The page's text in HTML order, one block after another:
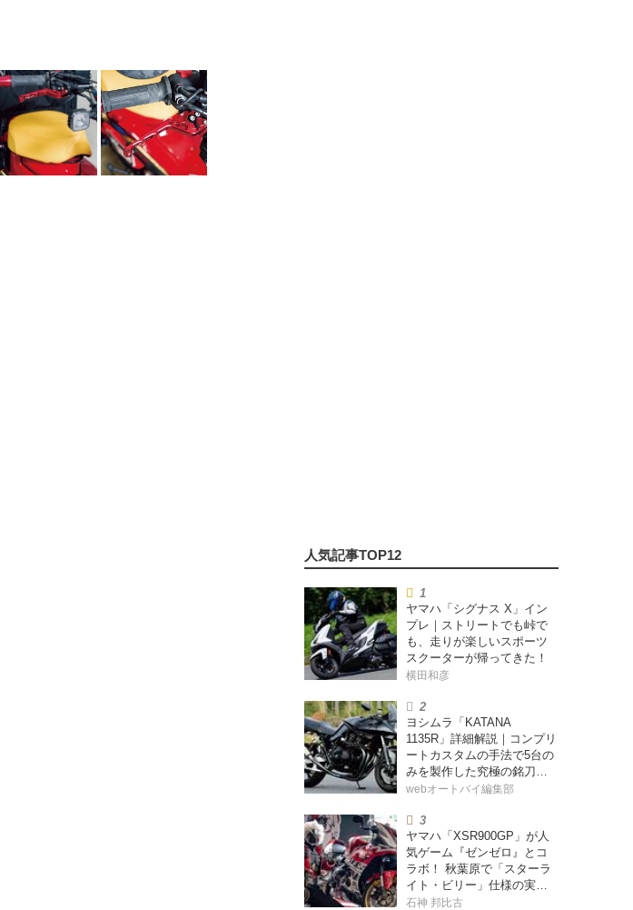
ヤマハ「シグナス X」イン
プレ｜ストリートでも峠で
も、走りが楽しいスポーツ
スクーターが帰ってきた！
横田和彦
ヨシムラ「KATANA
1135R」詳細解説｜コンプリ
ートカスタムの手法で5台の
みを製作した究極の銘刀
【ヨシムラ伝】
webオートバイ編集部
ヤマハ「XSR900GP」が人
気ゲーム『ゼンゼロ』とコ
ラボ！ 秋葉原で「スターラ
イト・ビリー」仕様の実車
を展示！
石神 邦比古